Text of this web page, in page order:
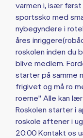
varmen i, især
sportssko med
nybegyndere i
åres
roskolen inden du
blive medlem.
starter på samme
frigivet og må ro
roerne" Alle kan
Roskolen starter i
roskole aftener i
20:00 Kontakt os